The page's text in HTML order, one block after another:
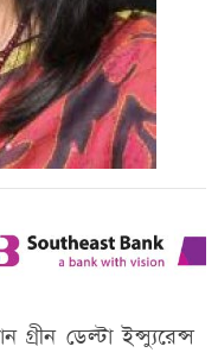
গ্রীন ডেল্টা ইন্স্যুরেন্স